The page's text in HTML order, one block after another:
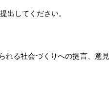
出してください。
れる社会づくりへの提言、意